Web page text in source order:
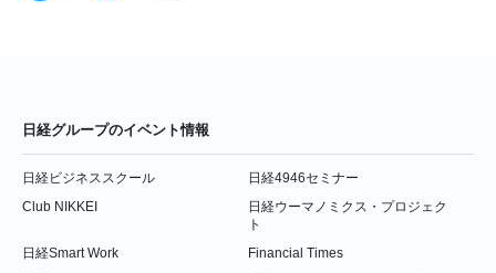
日経グループのイベント情報
日経ビジネススクール
日経4946セミナー
Club NIKKEI
日経ウーマノミクス・プロジェク
ト
日経Smart Work
Financial Times